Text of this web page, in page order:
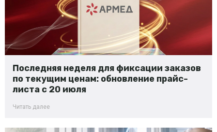
Последняя неделя для фиксации заказов
по текущим ценам: обновление прайс-
листа с 20 июля
Читать далее